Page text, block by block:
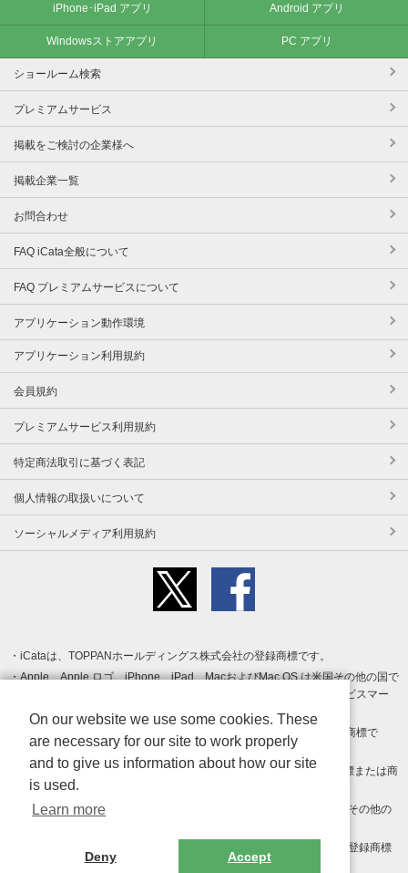
iPhone･iPad アプリ Android アプリ
Windowsストアアプリ PC アプリ
ショールーム検索
プレミアムサービス
掲載をご検討の企業様へ
掲載企業一覧
お問合わせ
FAQ iCata全般について
FAQ プレミアムサービスについて
アプリケーション動作環境
アプリケーション利用規約
会員規約
プレミアムサービス利用規約
特定商法取引に基づく表記
個人情報の取扱いについて
ソーシャルメディア利用規約
iCataは、TOPPANホールディングス株式会社の登録商標です。
Apple、Apple ロゴ、iPhone、iPad、MacおよびMac OS は米国その他の国で
登録された Apple Inc. の商標です。App Store は Apple Inc. のサービスマー
クです。
Android、Google Play および Google Play ロゴ は Google LLC の商標で
す。
Windows は Microsoft Inc.の米国およびその他の国における登録商標または商
標です。
Adobe、Adobe Reader、Adobe PDF は、Adobe Inc.の米国およびその他の
その他、記載されている会社名、商品名、ロゴは各社の商標または登録商標
On our website we use some cookies. These
are necessary for our site to work properly
and to give us information about how our site
is used.
Learn more
Deny Accept